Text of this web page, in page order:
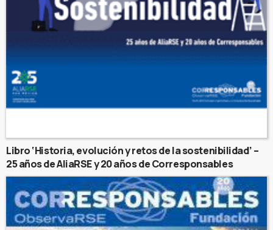
Libro ‘Historia, evolución y retos de la sostenibilidad’ –
25 años de AliaRSE y 20 años de Corresponsables